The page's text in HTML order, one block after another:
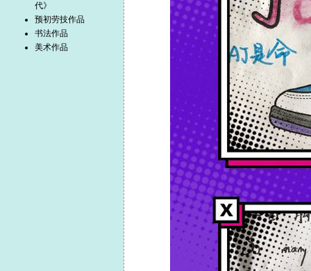
代》
预初劳技作品
书法作品
美术作品